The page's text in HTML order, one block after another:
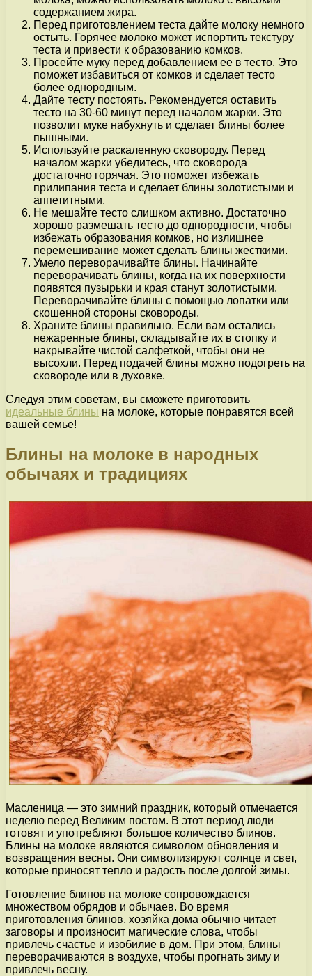
содержанием жира.
Перед приготовлением теста дайте молоку немного
остыть. Горячее молоко может испортить текстуру
теста и привести к образованию комков.
Просейте муку перед добавлением ее в тесто. Это
поможет избавиться от комков и сделает тесто
более однородным.
Дайте тесту постоять. Рекомендуется оставить
тесто на 30-60 минут перед началом жарки. Это
позволит муке набухнуть и сделает блины более
пышными.
Используйте раскаленную сковороду. Перед
началом жарки убедитесь, что сковорода
достаточно горячая. Это поможет избежать
прилипания теста и сделает блины золотистыми и
аппетитными.
Не мешайте тесто слишком активно. Достаточно
хорошо размешать тесто до однородности, чтобы
избежать образования комков, но излишнее
перемешивание может сделать блины жесткими.
Умело переворачивайте блины. Начинайте
переворачивать блины, когда на их поверхности
появятся пузырьки и края станут золотистыми.
Переворачивайте блины с помощью лопатки или
скошенной стороны сковороды.
Храните блины правильно. Если вам остались
нежаренные блины, складывайте их в стопку и
накрывайте чистой салфеткой, чтобы они не
высохли. Перед подачей блины можно подогреть на
сковороде или в духовке.
Следуя этим советам, вы сможете приготовить
идеальные блины на молоке, которые понравятся всей
вашей семье!
Блины на молоке в народных
обычаях и традициях
Масленица — это зимний праздник, который отмечается
неделю перед Великим постом. В этот период люди
готовят и употребляют большое количество блинов.
Блины на молоке являются символом обновления и
возвращения весны. Они символизируют солнце и свет,
которые приносят тепло и радость после долгой зимы.
Готовление блинов на молоке сопровождается
множеством обрядов и обычаев. Во время
приготовления блинов, хозяйка дома обычно читает
заговоры и произносит магические слова, чтобы
привлечь счастье и изобилие в дом. При этом, блины
переворачиваются в воздухе, чтобы прогнать зиму и
привлечь весну.